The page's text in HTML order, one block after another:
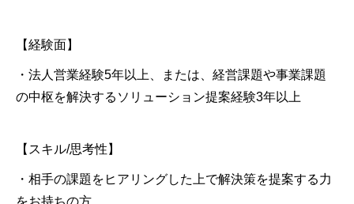
【経験面】
・法人営業経験5年以上、または、経営課題や事業課題
の中枢を解決するソリューション提案経験3年以上
【スキル/思考性】
・相手の課題をヒアリングした上で解決策を提案する力
をお持ちの方